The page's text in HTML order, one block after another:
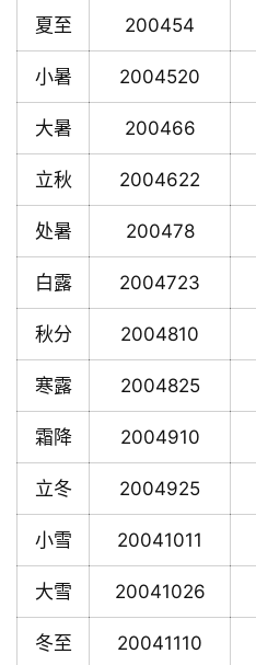
夏至 200454
小暑 2004520
大暑 200466
立秋 2004622
处暑 200478
白露 2004723
秋分 2004810
寒露 2004825
霜降 2004910
立冬 2004925
小雪 20041011
大雪 20041026
冬至 20041110